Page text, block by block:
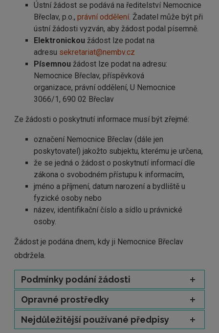
Ústní žádost se podává na ředitelství Nemocnice
Břeclav, p.o., právní oddělení. Žadatel může být při
ústní žádosti vyzván, aby žádost podal písemně.
Elektronickou žádost lze podat na
adresu sekretariat@nembv.cz
Písemnou žádost lze podat na adresu:
Nemocnice Břeclav, příspěvková
organizace, právní oddělení, U Nemocnice
3066/1, 690 02 Břeclav
Ze žádosti o poskytnutí informace musí být zřejmé:
označení Nemocnice Břeclav (dále jen
poskytovatel) jakožto subjektu, kterému je určena,
že se jedná o žádost o poskytnutí informací dle
zákona o svobodném přístupu k informacím,
jméno a příjmení, datum narození a bydliště u
fyzické osoby nebo
název, identifikační číslo a sídlo u právnické
osoby.
Žádost je podána dnem, kdy ji Nemocnice Břeclav
obdržela.
Podmínky podání žádosti
Opravné prostředky
Nejdůležitější používané předpisy